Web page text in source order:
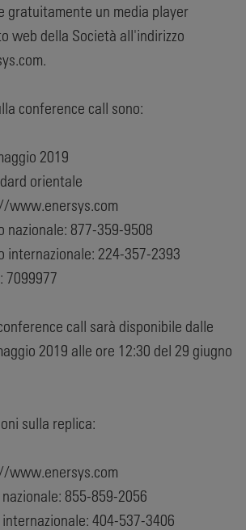
gratuitamente un media player
web della Società all'indirizzo
conference call sono:
2019
orientale
www.enersys.com
nazionale: 877-359-9508
internazionale: 224-357-2393
7099977
call sarà disponibile dalle
2019 alle ore 12:30 del 29 giugno
sulla replica:
www.enersys.com
855-859-2056
404-537-3406